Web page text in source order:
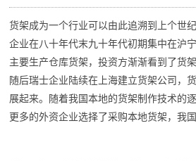
货架成为一个行业可以由此追溯到上个世
企业在八十年代末九十年代初期集中在沪
主要生产仓库货架，投资方渐渐看到了货
随后瑞士企业陆续在上海建立货架公司，
展起来。随着我国本地的货架制作技术的
更多的外资企业选择了采购本地货架，我